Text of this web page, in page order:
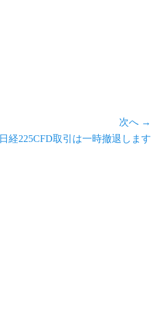
次へ →
日経225CFD取引は一時撤退します